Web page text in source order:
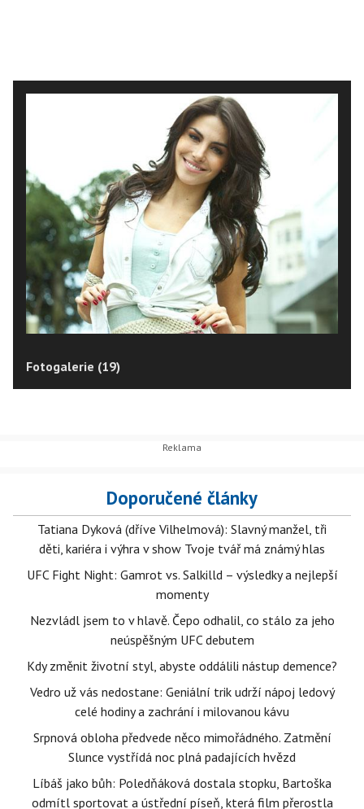
Fotogalerie (19)
Doporučené články
Tatiana Dyková (dříve Vilhelmová): Slavný manžel, tři
děti, kariéra i výhra v show Tvoje tvář má známý hlas
UFC Fight Night: Gamrot vs. Salkilld – výsledky a nejlepší
momenty
Nezvládl jsem to v hlavě. Čepo odhalil, co stálo za jeho
neúspěšným UFC debutem
Kdy změnit životní styl, abyste oddálili nástup demence?
Vedro už vás nedostane: Geniální trik udrží nápoj ledový
celé hodiny a zachrání i milovanou kávu
Srpnová obloha předvede něco mimořádného. Zatmění
Slunce vystřídá noc plná padajících hvězd
Líbáš jako bůh: Poledňáková dostala stopku, Bartoška
odmítl sportovat a ústřední píseň, která film přerostla